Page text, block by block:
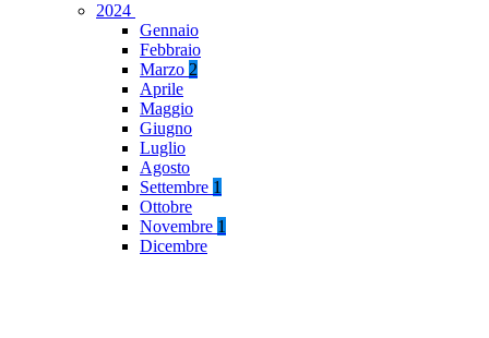
2024
Gennaio
Febbraio
Marzo 2
Aprile
Maggio
Giugno
Luglio
Agosto
Settembre 1
Ottobre
Novembre 1
Dicembre